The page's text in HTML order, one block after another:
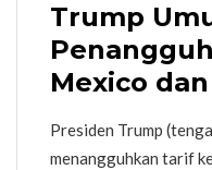
Trump
Mexico
Presiden Trump
menangguhkan tarif